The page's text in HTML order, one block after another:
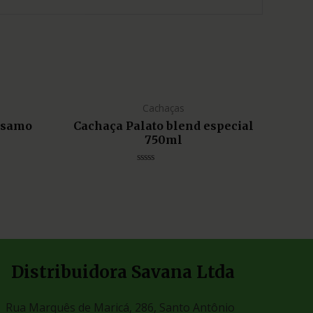
Cachaças
Cachaça Palato blend especial
750ml
Distribuidora Savana Ltda
Rua Marquês de Maricá, 286, Santo Antônio